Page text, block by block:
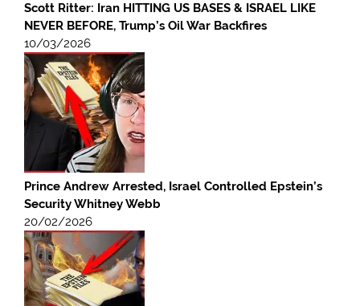
Scott Ritter: Iran HITTING US BASES & ISRAEL LIKE
NEVER BEFORE, Trump’s Oil War Backfires
10/03/2026
Prince Andrew Arrested, Israel Controlled Epstein’s
Security Whitney Webb
20/02/2026